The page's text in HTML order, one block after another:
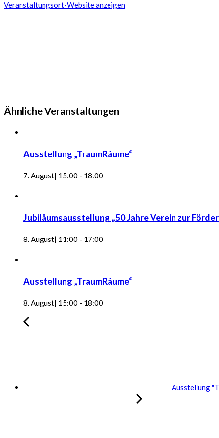
Veranstaltungsort-Website anzeigen
Ähnliche Veranstaltungen
Ausstellung „TraumRäume“
7. August| 15:00 - 18:00
Jubiläumsausstellung „50 Jahre Verein zur
8. August| 11:00 - 17:00
Ausstellung „TraumRäume“
8. August| 15:00 - 18:00
Ausstellung